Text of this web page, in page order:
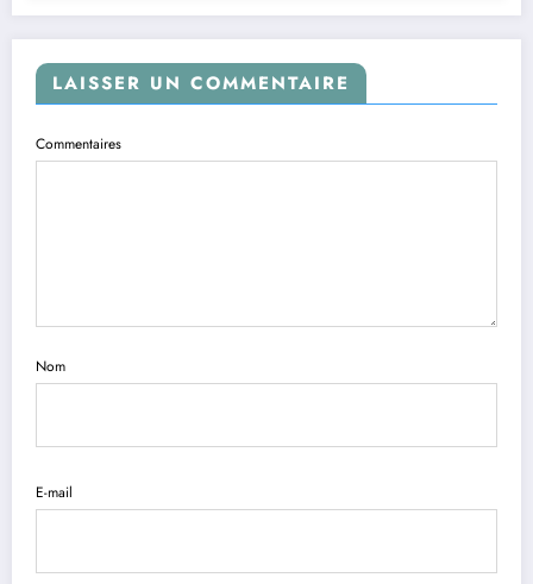
LAISSER UN COMMENTAIRE
Commentaires
Nom
E-mail